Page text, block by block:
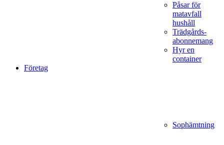
Påsar för
matavfall
hushåll
Trädgårds­
abonnemang
Hyr en
container
Företag
Sophämtning